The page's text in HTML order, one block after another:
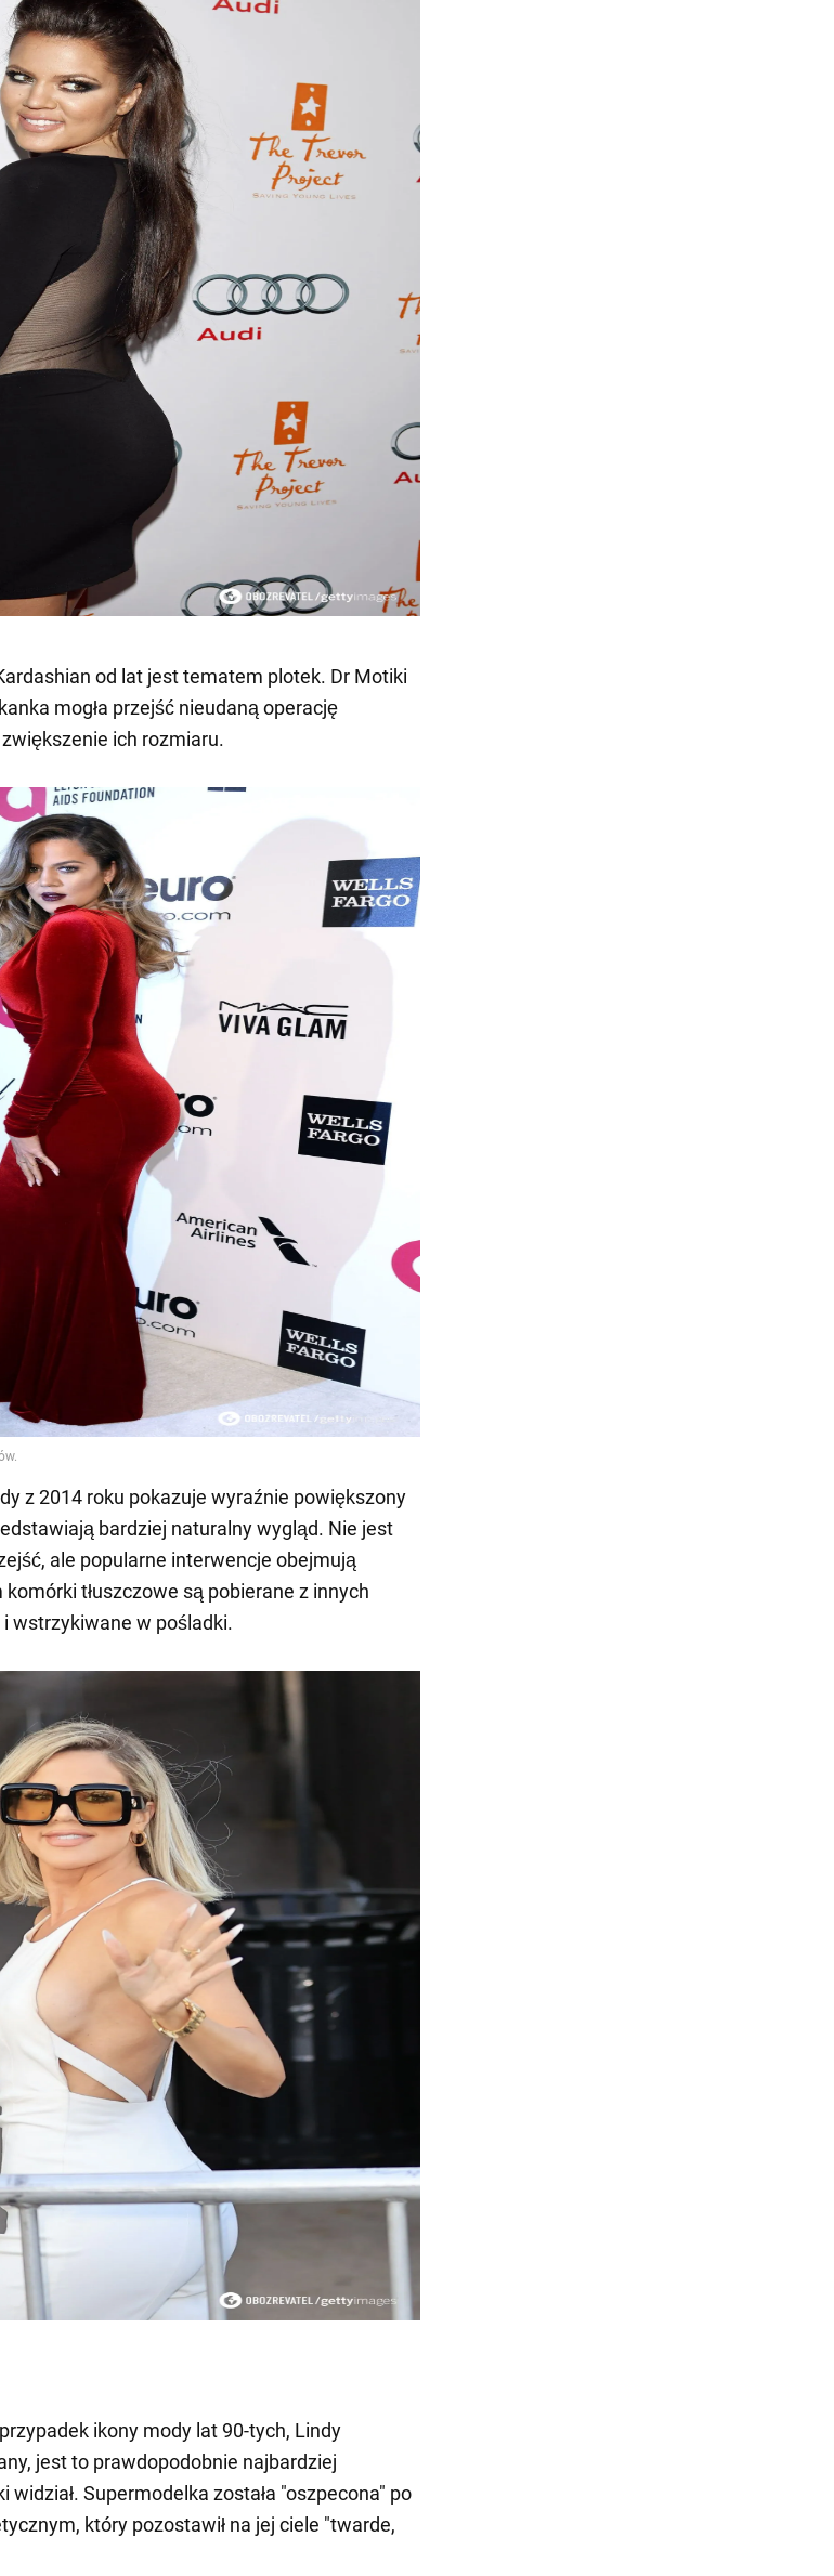
od lat jest tematem plotek. Dr Motiki
mogła przejść nieudaną operację
ich rozmiaru.
z 2014 roku pokazuje wyraźnie powiększony
bardziej naturalny wygląd. Nie jest
ale popularne interwencje obejmują
tłuszczowe są pobierane z innych
i wstrzykiwane w pośladki.
ikony mody lat 90-tych, Lindy
jest to prawdopodobnie najbardziej
Supermodelka została "oszpecona" po
który pozostawił na jej ciele "twarde,